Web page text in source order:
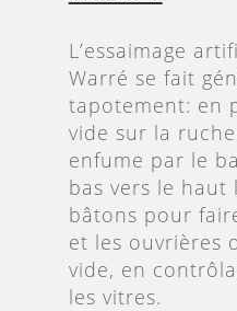
L’essaimage
Warré se fait
tapotement: en
vide sur la
enfume par le
bas vers le haut
bâtons pour
et les ouvrières
vide, en
les vitres.